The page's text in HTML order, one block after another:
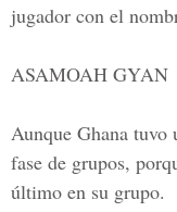
jugador con el
ASAMOAH GYAN
Aunque Ghana tuvo
fase de grupos,
último en su grupo.